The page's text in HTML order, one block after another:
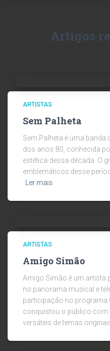
Artigos
ARTISTAS
Sem Palheta
Sem Palheta é uma
dos anos 80, conhecida
estética dessa década. O
emblemáticos desse
Ler mais
ARTISTAS
Amigo Simão
Amigo Simão é um artista
no panorama musical e
participação no programa
conquistou o público com
versáteis de temas